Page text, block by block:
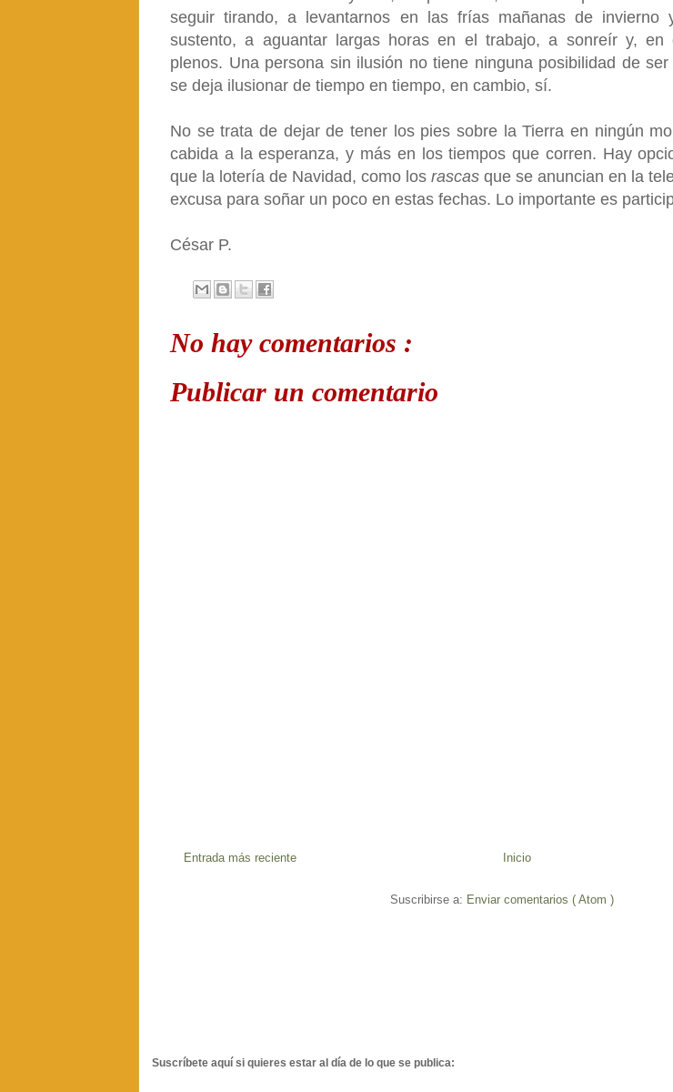
seguir tirando, a levantarnos en las frías mañanas de invierno
sustento, a aguantar largas horas en el trabajo, a sonreír y, en
plenos. Una persona sin ilusión no tiene ninguna posibilidad de
se deja ilusionar de tiempo en tiempo, en cambio, sí.
No se trata de dejar de tener los pies sobre la Tierra en ningún
cabida a la esperanza, y más en los tiempos que corren. Hay
que la lotería de Navidad, como los rascas que se anuncian en la
excusa para soñar un poco en estas fechas. Lo importante es
César P.
No hay comentarios :
Publicar un comentario
Entrada más reciente Inicio
Suscribirse a: Enviar comentarios ( Atom )
Suscríbete aquí si quieres estar al día de lo que se publica: